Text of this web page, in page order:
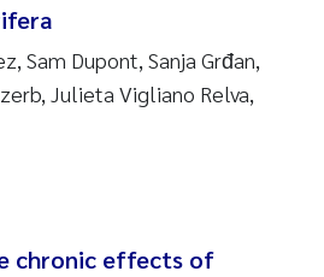
Sam Dupont, Sanja Grđan,
Julieta Vigliano Relva,
chronic effects of